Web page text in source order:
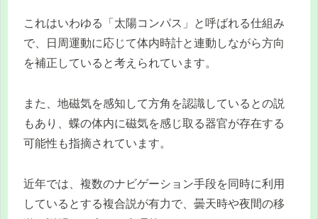
これはいわゆる「太陽コンパス」と呼ばれる仕組み
で、日周運動に応じて体内時計と連動しながら方向
を補正していると考えられています。
また、地磁気を感知して方角を認識しているとの説
もあり、蝶の体内に磁気を感じ取る器官が存在する
可能性も指摘されています。
近年では、複数のナビゲーション手段を同時に利用
しているとする複合説が有力で、曇天時や夜間の移